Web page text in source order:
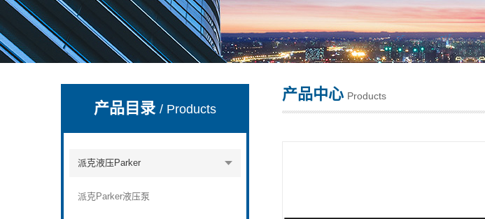
上海康驿实业有限公司
产品目录/ Products
派克液压Parker
派克Parker液压泵
产品中心 Products